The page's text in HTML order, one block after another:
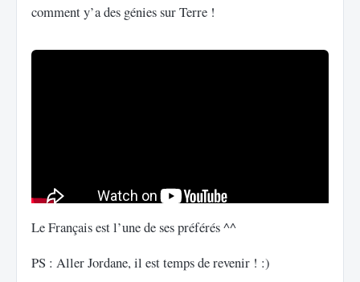
comment y’a des génies sur Terre !
Le Français est l’une de ses préférés ^^
PS : Aller Jordane, il est temps de revenir ! :)